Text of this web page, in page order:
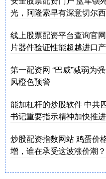
光，阿隆索早有深意切尔
线上股票配资平台查询官
片器件验证性能超越进口
第一配资网 “巴威”减弱为
风橙色预警
能加杠杆的炒股软件 中共
书记重要指示精神加快推
炒股配资指数网站 鸡蛋价
增，谁在承受这波涨价潮？